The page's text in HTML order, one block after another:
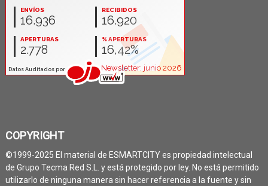
COPYRIGHT
©1999-2025 El material de ESMARTCITY es propiedad intelectual
de Grupo Tecma Red S.L. y está protegido por ley. No está permitido
utilizarlo de ninguna manera sin hacer referencia a la fuente y sin